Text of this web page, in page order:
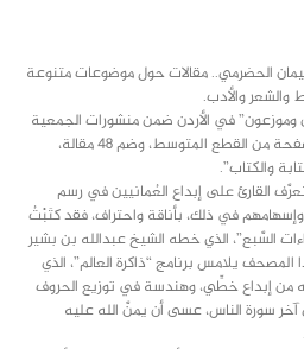
الحضرمي.. مقالات حول موضوعات متنوعة
والشعر والأدب.
وموزعون” في الأردن ضمن منشورات الجمعية
العُمانية للكتاب والأدباء، في 332 صفحة من القطع المتوسط، وضم 48 مقالة،
والكتاب”.
القارئ على إبداع العُمانيين في رسم
في ذلك، بأناقة واحتراف، فقد كتَبْتُ
السَّبع”، الذي خطه الشيخ عبدالله بن بشير
1157هـ/ 1744م، وهذا المصحف يلامس برنامج “ذاكرة العالم”، الذي
من إبداع خطِّي، وهندسة في توزيع الحروف
آخر سورة الناس، عسى أن يمنَّ الله عليه